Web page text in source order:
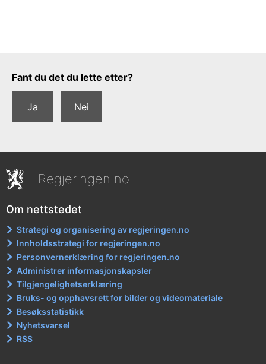
Tilbakemeldingsskjema
Fant du det du lette etter?
Ja Nei
Regjeringen.no
Om nettstedet
Strategi og organisering av regjeringen.no
Innholdsstrategi for regjeringen.no
Personvernerklæring for regjeringen.no
Administrer informasjonskapsler
Tilgjengelighetserklæring
Bruks- og opphavsrett for bilder og videomateriale
Besøksstatistikk
Nyhetsvarsel
RSS